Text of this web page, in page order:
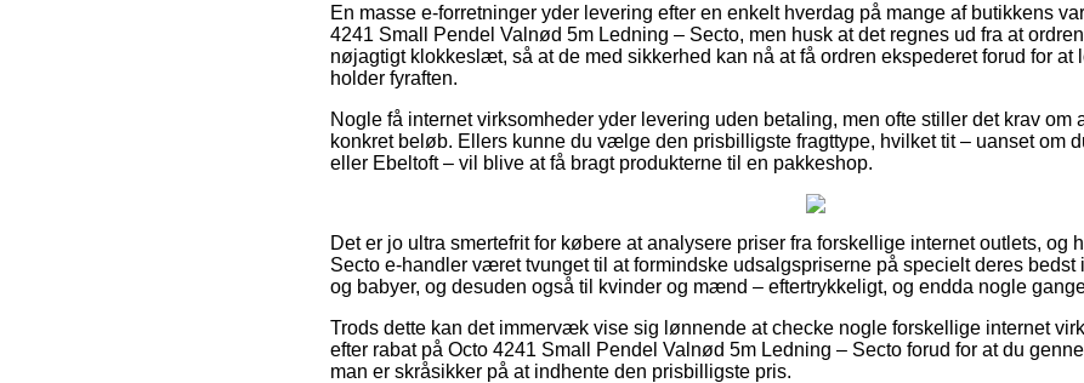
En masse e-forretninger yder levering efter en enkelt hverdag på mange af butikkens
4241 Small Pendel Valnød 5m Ledning – Secto, men husk at det regnes ud fra at
nøjagtigt klokkeslæt, så at de med sikkerhed kan nå at få ordren ekspederet forud for at
holder fyraften.
Nogle få internet virksomheder yder levering uden betaling, men ofte stiller det krav om
konkret beløb. Ellers kunne du vælge den prisbilligste fragttype, hvilket tit – uanset om
eller Ebeltoft – vil blive at få bragt produkterne til en pakkeshop.
Det er jo ultra smertefrit for købere at analysere priser fra forskellige internet outlets, og
Secto e-handler været tvunget til at formindske udsalgspriserne på specielt deres bedst
og babyer, og desuden også til kvinder og mænd – eftertrykkeligt, og endda nogle
Trods dette kan det immervæk vise sig lønnende at checke nogle forskellige internet
efter rabat på Octo 4241 Small Pendel Valnød 5m Ledning – Secto forud for at du
man er skråsikker på at indhente den prisbilligste pris.